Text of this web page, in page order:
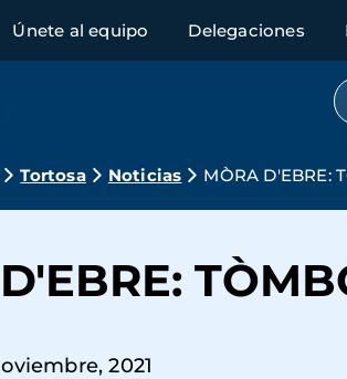
Únete al equipo Delegaciones
Tortosa Noticias MÒRA D'EBRE:
2021